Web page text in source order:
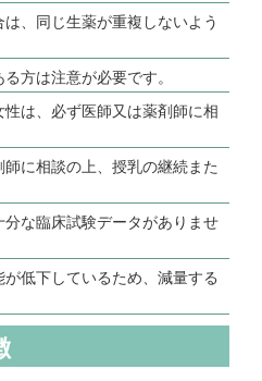
、同じ生薬が重複しないよう
方は注意が必要です。
は、必ず医師又は薬剤師に相
に相談の上、授乳の継続また
な臨床試験データがありませ
低下しているため、減量する